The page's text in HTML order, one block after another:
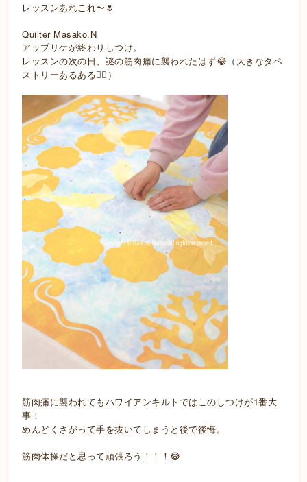
レッスンあれこれ〜🌷
Quilter Masako.N
アップリケが終わりしつけ。
レッスンの次の日、謎の筋肉痛に襲われたはず😂（大きなタペ
ストリーあるある☝🏼）
筋肉痛に襲われてもハワイアンキルトではこのしつけが1番大
事！
めんどくさがって手を抜いてしまうと後で後悔。
筋肉体操だと思って頑張ろう！！！😂